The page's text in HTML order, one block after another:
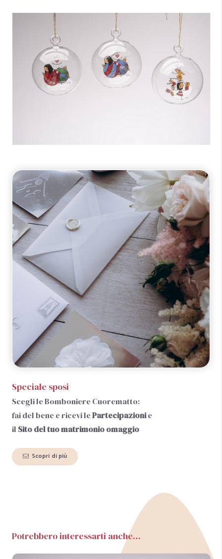
Speciale sposi
Scegli le Bomboniere Cuorematto:
fai del bene e ricevi lePartecipazionie
il Sito del tuo matrimonioomaggio
Scopri di più
Potrebbero interessarti anche…